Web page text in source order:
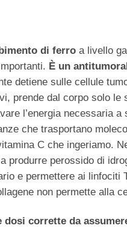
di ferro a livello
È un
detiene sulle cellule
prende dal corpo solo
l’energia necessaria
che trasportano
C che ingeriamo.
produrre perossido di
e permettere ai linfociti
non permette alla
dosi corrette da